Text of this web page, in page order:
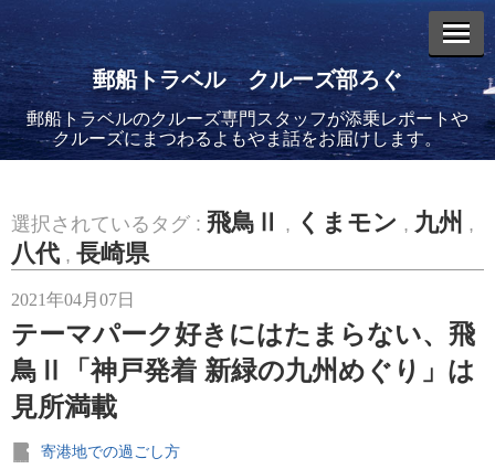
郵船トラベル クルーズ部ろぐ
郵船トラベルのクルーズ専門スタッフが添乗レポートや
クルーズにまつわるよもやま話をお届けします。
選択されているタグ : 飛鳥Ⅱ , くまモン , 九州 ,
八代 , 長崎県
2021年04月07日
テーマパーク好きにはたまらない、飛
鳥Ⅱ「神戸発着 新緑の九州めぐり」は
見所満載
寄港地での過ごし方
エントリーリスト
バイキング・エデンに乗船してきました！(2)
2026年08月05日